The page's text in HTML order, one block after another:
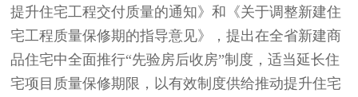
提升住宅工程交付质量的通知》和《关于调整新建住
宅工程质量保修期的指导意见》，提出在全省新建商
品住宅中全面推行“先验房后收房”制度，适当延长住
宅项目质量保修期限，以有效制度供给推动提升住宅